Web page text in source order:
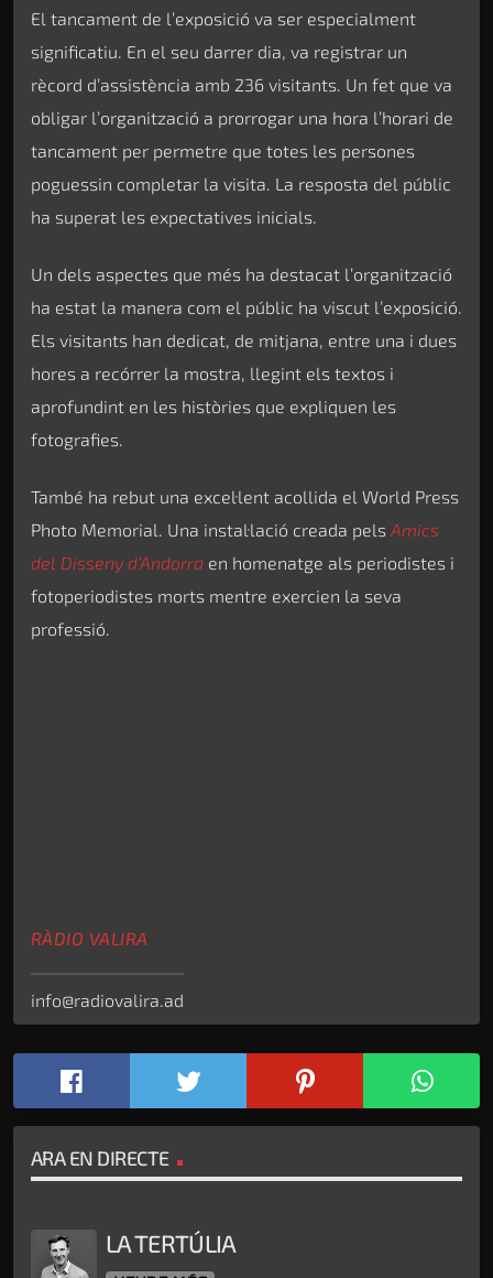
El tancament de l’exposició va ser especialment
significatiu. En el seu darrer dia, va registrar un
rècord d’assistència amb 236 visitants. Un fet que va
obligar l’organització a prorrogar una hora l’horari de
tancament per permetre que totes les persones
poguessin completar la visita. La resposta del públic
ha superat les expectatives inicials.
Un dels aspectes que més ha destacat l’organització
ha estat la manera com el públic ha viscut l’exposició.
Els visitants han dedicat, de mitjana, entre una i dues
hores a recórrer la mostra, llegint els textos i
aprofundint en les històries que expliquen les
fotografies.
També ha rebut una excel·lent acollida el World Press
Photo Memorial. Una instal·lació creada pels Amics
del Disseny d’Andorra en homenatge als periodistes i
fotoperiodistes morts mentre exercien la seva
professió.
RÀDIO VALIRA
info@radiovalira.ad
ARA EN DIRECTE
LA TERTÚLIA